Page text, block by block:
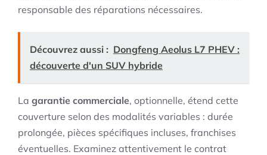
responsable des réparations nécessaires.
Découvrez aussi : Dongfeng Aeolus L7 PHEV :
découverte d'un SUV hybride
La garantie commerciale, optionnelle, étend cette
couverture selon des modalités variables : durée
prolongée, pièces spécifiques incluses, franchises
éventuelles. Examinez attentivement le contrat